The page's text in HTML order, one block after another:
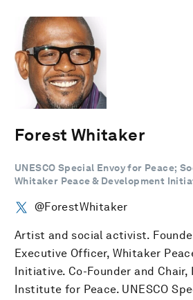
Forest Whitaker
UNESCO Special Envoy for Peace;
Whitaker Peace & Development
@ForestWhitaker
Artist and social activist.
Executive Officer, Whitaker
Initiative. Co-Founder and
Institute for Peace. UNESCO